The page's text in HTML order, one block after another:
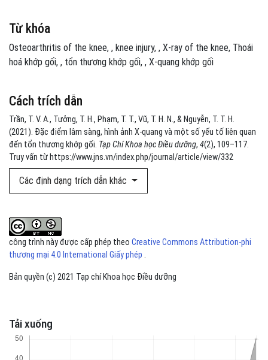
Cách trích dẫn
Trần, T. V. A., Tưởng, T. H., Phạm, T. T., Vũ, T. H. N., & Nguyễn, T. T. H.
(2021). Đặc điểm lâm sàng, hình ảnh X-quang và một số yếu tố liên quan
đến tổn thương khớp gối. Tạp Chí Khoa học Điều dưỡng, 4(2), 109–117.
Truy vấn từ https://www.jns.vn/index.php/journal/article/view/332
Các định dạng trích dẫn khác
Tải xuống
Từ khóa
Osteoarthritis of the knee , knee injury , X-ray of the knee Thoái
hoá khớp gối , tổn thương khớp gối , X-quang khớp gối
công trình này được cấp phép theo Creative Commons Attribution-phi
thương mại 4.0 International Giấy phép .
Bản quyền (c) 2021 Tạp chí Khoa học Điều dưỡng